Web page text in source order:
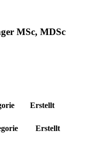
MSc, MDSc
Erstellt
Erstellt